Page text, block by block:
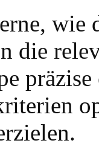
wie
die